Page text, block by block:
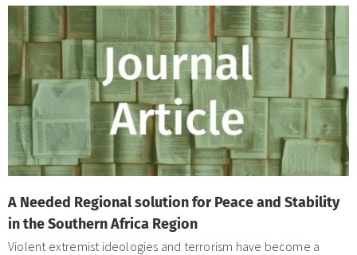
A Needed Regional solution for Peace and Stability
in the Southern Africa Region
Violent extremist ideologies and terrorism have become a